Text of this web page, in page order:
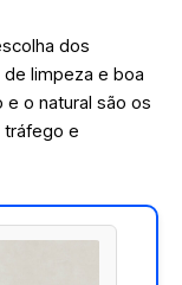
dos
limpeza e boa
o natural são os
tráfego e